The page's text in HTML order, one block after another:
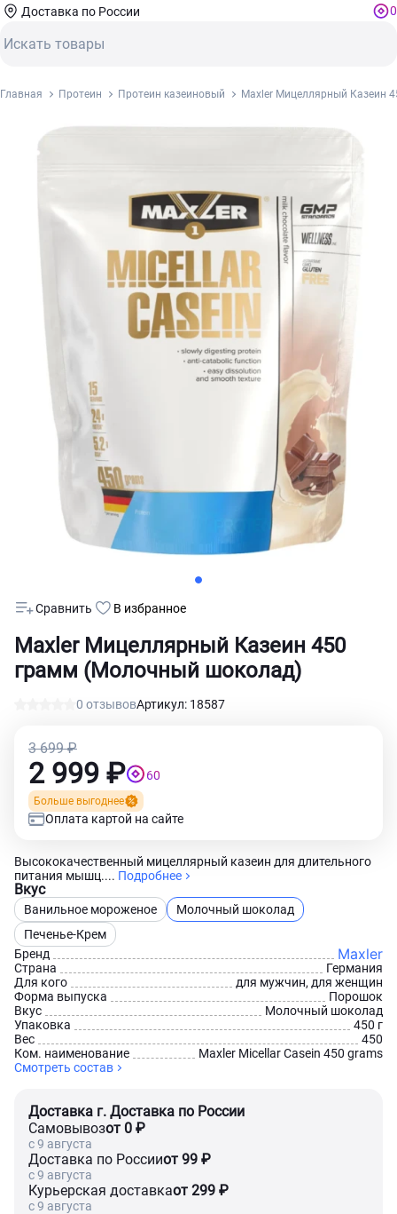
Доставка по России 0
Главная Протеин Протеин казеиновый Maxler Мицеллярный Казеин
Maxler Мицеллярный Казеин 450
грамм (Молочный шоколад)
0 отзывовАртикул: 18587
Сравнить В избранное
Высококачественный мицеллярный казеин для длительного
питания мышц.... Подробнее
Вкус
Ванильное мороженое
Молочный шоколад
Печенье-Крем
Бренд
Maxler
Страна
Германия
Для кого
для мужчин, для женщин
Форма выпуска
Порошок
Вкус
Молочный шоколад
Упаковка
450 г
Вес
450
Ком. наименование
Maxler Micellar Casein 450 grams
Смотреть состав
3 699 ₽
2 999 ₽ 60
Больше выгоднее
Оплата картой на сайте
Доставка г. Доставка по России
Самовывозот 0 ₽
c 9 августа
Доставка по Россииот 99 ₽
c 9 августа
Курьерская доставкаот 299 ₽
c 9 августа